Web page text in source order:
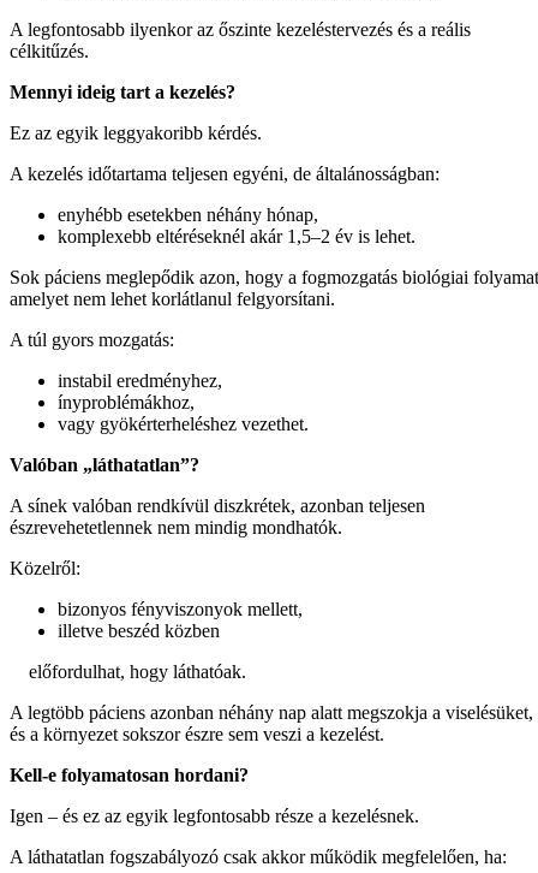
A legfontosabb ilyenkor az őszinte kezeléstervezés és a reális
célkitűzés.
Mennyi ideig tart a kezelés?
Ez az egyik leggyakoribb kérdés.
A kezelés időtartama teljesen egyéni, de általánosságban:
enyhébb esetekben néhány hónap,
komplexebb eltéréseknél akár 1,5–2 év is lehet.
Sok páciens meglepődik azon, hogy a fogmozgatás biológiai
amelyet nem lehet korlátlanul felgyorsítani.
A túl gyors mozgatás:
instabil eredményhez,
ínyproblémákhoz,
vagy gyökérterheléshez vezethet.
Valóban „láthatatlan”?
A sínek valóban rendkívül diszkrétek, azonban teljesen
észrevehetetlennek nem mindig mondhatók.
Közelről:
bizonyos fényviszonyok mellett,
illetve beszéd közben
előfordulhat, hogy láthatóak.
A legtöbb páciens azonban néhány nap alatt megszokja a viselésüket,
és a környezet sokszor észre sem veszi a kezelést.
Kell-e folyamatosan hordani?
Igen – és ez az egyik legfontosabb része a kezelésnek.
A láthatatlan fogszabályozó csak akkor működik megfelelően, ha: